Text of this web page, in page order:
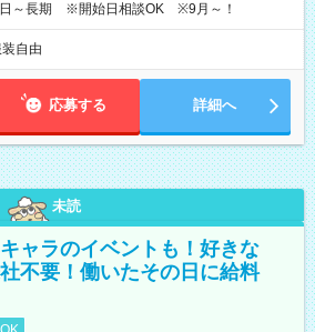
～長期 ※開始日相談OK ※9月～！
装自由
応募する 詳細へ
未読
ャラのイベントも！好きな
不要！働いたその日に給料